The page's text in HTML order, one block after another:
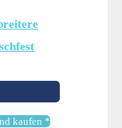
1
kaufen *